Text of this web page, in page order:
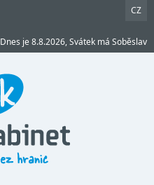
CZ
Dnes je 8.8.2026, Svátek má Soběslav